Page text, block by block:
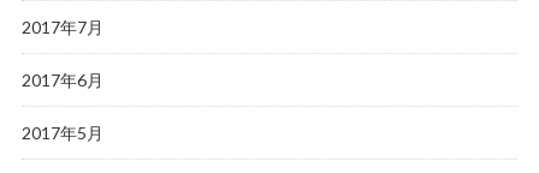
2017年7月
2017年6月
2017年5月